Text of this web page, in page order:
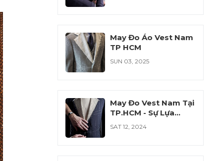
May Đo Áo Vest Nam
TP HCM
SUN 03, 2025
May Đo Vest Nam Tại
TP.HCM - Sự Lựa
Chọn Hoàn Hảo Cho
Phái Mạnh
SAT 12, 2024